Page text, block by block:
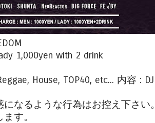
1,000yen with 2 drink
House, TOP40, etc... 内容 : DJ
なるような行為はお控え下さい。
す。